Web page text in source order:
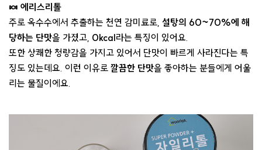
🍬 에리스리톨
주로 옥수수에서 추출하는 천연 감미료로, 설탕의 60~70%에 해
당하는 단맛을 가졌고, 0kcal라는 특징이 있어요.
또한 상쾌한 청량감을 가지고 있어서 단맛이 빠르게 사라진다는 특
징도 있는데요. 이런 이유로 깔끔한 단맛을 좋아하는 분들에게 어울
리는 물질이에요.